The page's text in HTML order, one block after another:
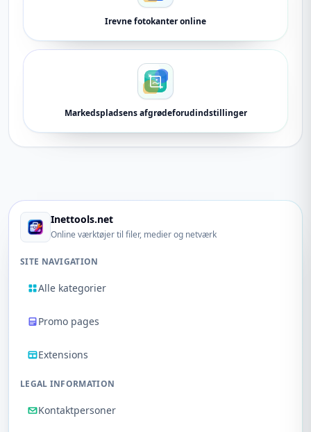
Irevne fotokanter online
Markedspladsens afgrødeforudindstillinger
Inettools.net
Online værktøjer til filer, medier og netværk
SITE NAVIGATION
Alle kategorier
Promo pages
Extensions
LEGAL INFORMATION
Kontaktpersoner